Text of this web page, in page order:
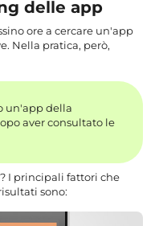
delle app
ore a cercare un'app
Nella pratica, però,
un'app della
aver consultato le
I principali fattori che
sono: